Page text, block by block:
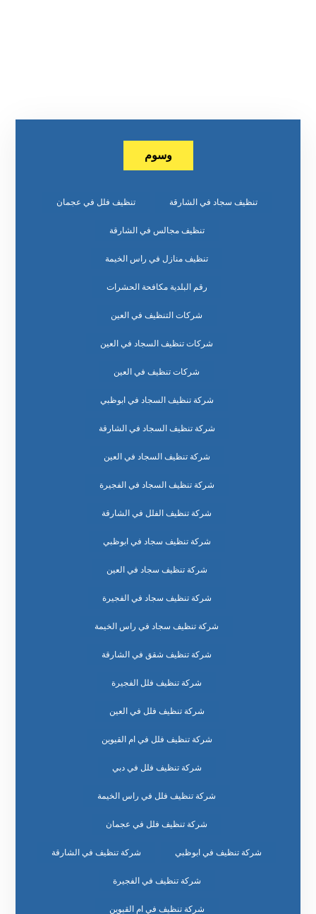
وسوم
تنظيف سجاد في الشارقة تنظيف فلل في عجمان
تنظيف مجالس في الشارقة
تنظيف منازل في راس الخيمة
رقم البلدية مكافحة الحشرات
شركات التنظيف في العين
شركات تنظيف السجاد في العين
شركات تنظيف في العين
شركة تنظيف السجاد في ابوظبي
شركة تنظيف السجاد في الشارقة
شركة تنظيف السجاد في العين
شركة تنظيف السجاد في الفجيرة
شركة تنظيف الفلل في الشارقة
شركة تنظيف سجاد في ابوظبي
شركة تنظيف سجاد في العين
شركة تنظيف سجاد في الفجيرة
شركة تنظيف سجاد في راس الخيمة
شركة تنظيف شقق في الشارقة
شركة تنظيف فلل الفجيرة
شركة تنظيف فلل في العين
شركة تنظيف فلل في ام القيوين
شركة تنظيف فلل في دبي
شركة تنظيف فلل في راس الخيمة
شركة تنظيف فلل في عجمان
شركة تنظيف في ابوظبي شركة تنظيف في الشارقة
شركة تنظيف في الفجيرة
شركة تنظيف في ام القيوين